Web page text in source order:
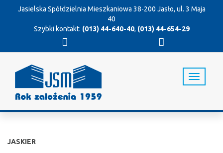
Jasielska Spółdzielnia Mieszkaniowa 38-200 Jasło, ul. 3 Maja
40
Szybki kontakt: (013) 44-640-40, (013) 44-654-29
T
o
JASKIER